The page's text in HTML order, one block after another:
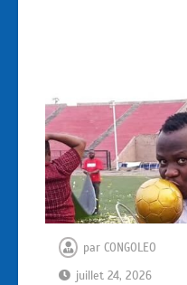
par CONGOLEO
juillet 24, 2026